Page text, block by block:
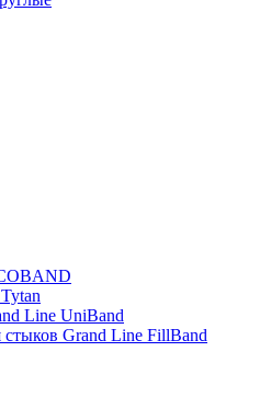
Line UniBand
Grand Line FillBand